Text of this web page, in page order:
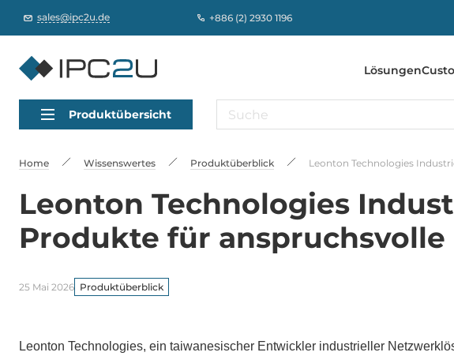
sales@ipc2u.de +886 (2) 2930 1196
Lösungen
Produktübersicht
Home Wissenswertes Produktüberblick Leonton Technologies
Leonton Technologies
Produkte für
25 Mai 2026 Produktüberblick
Leonton Technologies, ein taiwanesischer Entwickler industrieller